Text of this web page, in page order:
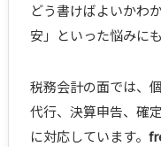
どう書けばよいかわ
安」といった悩みに
税務会計の面では、
代行、決算申告、確
に対応しています。